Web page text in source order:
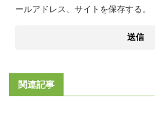
ールアドレス、サイトを保存する。
関連記事